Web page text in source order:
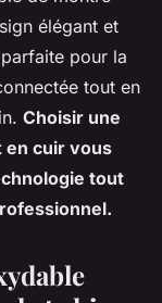
élégant et
pour la
tout en
Choisir une
en cuir vous
tout